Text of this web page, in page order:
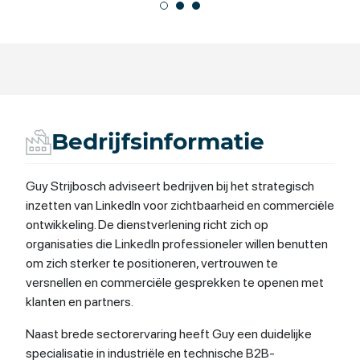
Bedrijfsinformatie
Guy Strijbosch adviseert bedrijven bij het strategisch
inzetten van LinkedIn voor zichtbaarheid en commerciële
ontwikkeling. De dienstverlening richt zich op
organisaties die LinkedIn professioneler willen benutten
om zich sterker te positioneren, vertrouwen te
versnellen en commerciële gesprekken te openen met
klanten en partners.
Naast brede sectorervaring heeft Guy een duidelijke
specialisatie in industriële en technische B2B-